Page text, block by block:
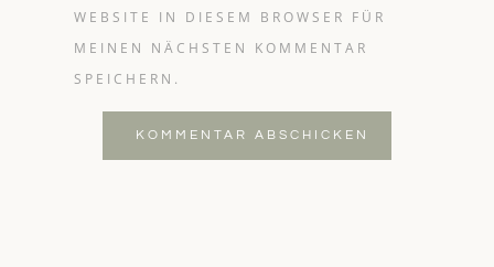
WEBSITE IN DIESEM BROWSER FÜR
MEINEN NÄCHSTEN KOMMENTAR
SPEICHERN.
KOMMENTAR ABSCHICKEN